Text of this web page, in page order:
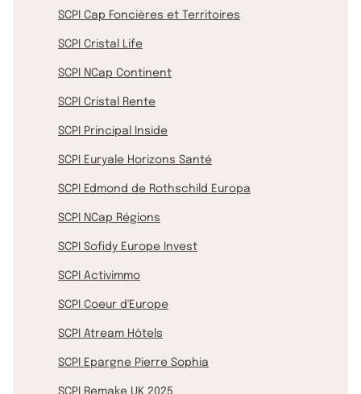
SCPI Cap Foncières et Territoires
SCPI Cristal Life
SCPI NCap Continent
SCPI Cristal Rente
SCPI Principal Inside
SCPI Euryale Horizons Santé
SCPI Edmond de Rothschild Europa
SCPI NCap Régions
SCPI Sofidy Europe Invest
SCPI Activimmo
SCPI Coeur d'Europe
SCPI Atream Hôtels
SCPI Epargne Pierre Sophia
SCPI Remake UK 2025